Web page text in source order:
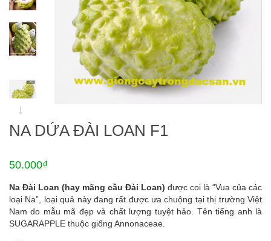
NA DỨA ĐÀI LOAN F1
50.000₫
Na Đài Loan (hay mãng cầu Đài Loan) được coi là “Vua của các
loại Na”, loại quả này đang rất được ưa chuộng tại thị trường Việt
Nam do mẫu mã đẹp và chất lượng tuyệt hảo. Tên tiếng anh là
SUGARAPPLE thuộc giống Annonaceae.